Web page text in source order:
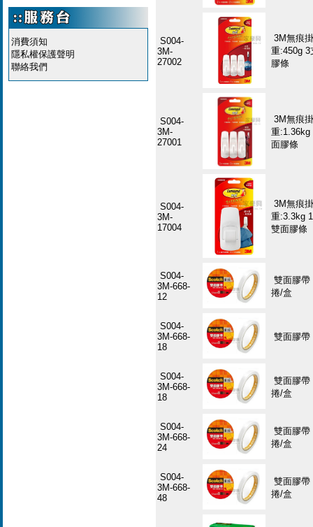
消費須知
隱私權保護聲明
聯絡我們
S004-
3M-
27002
3M無痕
重:450g 3
膠條
S004-
3M-
27001
3M無痕
重:1.36kg
面膠條
S004-
3M-
17004
3M無痕
重:3.3kg
雙面膠條
S004-
3M-668-
12
雙面膠帶
捲/盒
S004-
3M-668-
18
雙面膠
S004-
3M-668-
18
雙面膠帶
捲/盒
S004-
3M-668-
24
雙面膠帶
捲/盒
S004-
3M-668-
48
雙面膠帶
捲/盒